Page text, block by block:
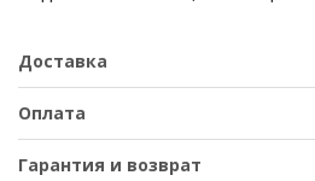
Доставка
Оплата
Гарантия и возврат